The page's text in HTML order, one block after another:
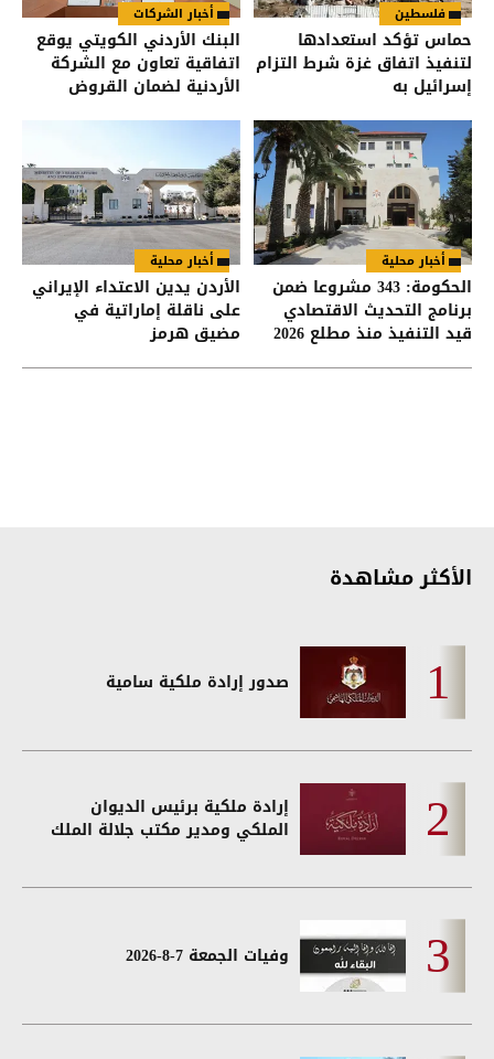
فلسطين
حماس تؤكد استعدادها
لتنفيذ اتفاق غزة شرط التزام
إسرائيل به
أخبار الشركات
البنك الأردني الكويتي يوقع
اتفاقية تعاون مع الشركة
الأردنية لضمان القروض
أخبار محلية
الحكومة: 343 مشروعا ضمن
برنامج التحديث الاقتصادي
قيد التنفيذ منذ مطلع 2026
أخبار محلية
الأردن يدين الاعتداء الإيراني
على ناقلة إماراتية في
مضيق هرمز
الأكثر مشاهدة
صدور إرادة ملكية سامية
إرادة ملكية برئيس الديوان
الملكي ومدير مكتب جلالة الملك
وفيات الجمعة 7-8-2026